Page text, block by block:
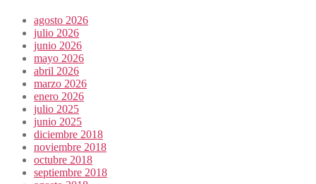
agosto 2026
julio 2026
junio 2026
mayo 2026
abril 2026
marzo 2026
enero 2026
julio 2025
junio 2025
diciembre 2018
noviembre 2018
octubre 2018
septiembre 2018